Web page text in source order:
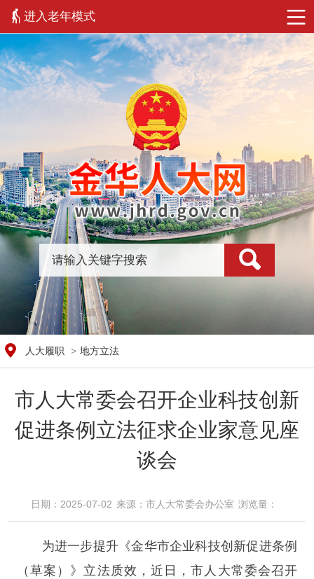
进入老年模式
人大履职 > 地方立法
市人大常委会召开企业科技创新
促进条例立法征求企业家意见座
谈会
日期：2025-07-02 来源：​市人大常委会办公室 浏览量：​
为进一步提升《金华市企业科技创新促进条例
（草案）》立法质效，近日，市人大常委会召开